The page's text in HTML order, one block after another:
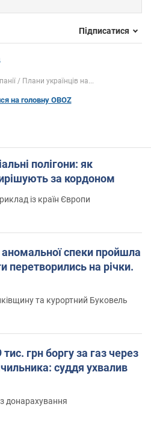
Підписатися
Плани українців на...
на головну OBOZ
полігони: як
за кордоном
із країн Європи
аномальної спеки пройшла
перетворились на річки.
та курортний Буковель
грн боргу за газ через
суддя ухвалив
донарахування